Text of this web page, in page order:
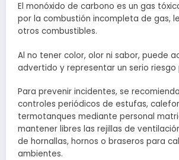
El monóxido de carbono es un gas
por la combustión incompleta de gas,
otros combustibles.
Al no tener color, olor ni sabor, puede
advertido y representar un serio riesgo
Para prevenir incidentes, se
controles periódicos de estufas,
termotanques mediante personal
mantener libres las rejillas de
de hornallas, hornos o braseros para
ambientes.